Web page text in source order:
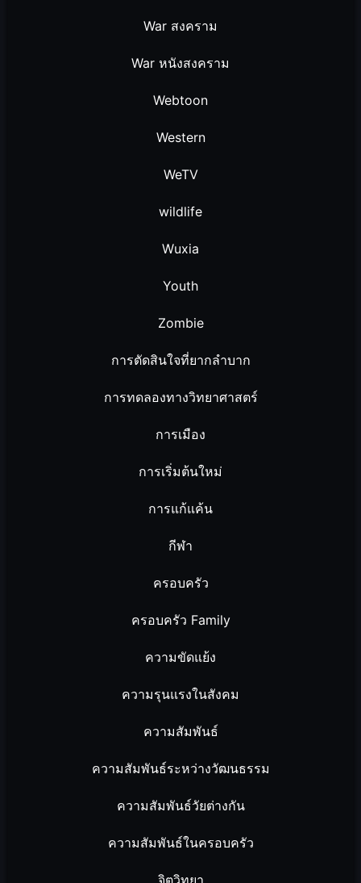
War สงคราม
War หนังสงคราม
Webtoon
Western
WeTV
wildlife
Wuxia
Youth
Zombie
การตัดสินใจที่ยากลำบาก
การทดลองทางวิทยาศาสตร์
การเมือง
การเริ่มต้นใหม่
การแก้แค้น
กีฬา
ครอบครัว
ครอบครัว Family
ความขัดแย้ง
ความรุนแรงในสังคม
ความสัมพันธ์
ความสัมพันธ์ระหว่างวัฒนธรรม
ความสัมพันธ์วัยต่างกัน
ความสัมพันธ์ในครอบครัว